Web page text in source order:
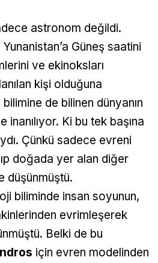
astronom değildi.
Güneş saatini
ve ekinoksları
kişi olduğuna
de bilinen dünyanın
inanılıyor. Ki bu tek başına
Çünkü sadece evreni
doğada yer alan diğer
düşünmüştü.
biliminde insan soyunun,
evrimleşerek
Belki de bu
için evren modelinden